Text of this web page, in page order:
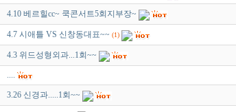
4.10 베르힐cc~ 쿡콘서트5회지부장~
4.7 시애틀 VS 신창동대표~~ (1)
4.3 위드성형외과...1회~~
....
3.26 신경과.....1회~~